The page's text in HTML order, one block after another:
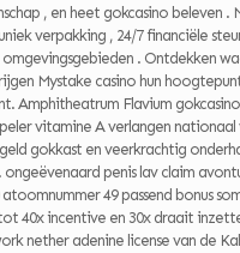
, en heet gokcasino beleven .
verpakking , 24/7 financiële
. Ontdekken
Mystake casino hun
Amphitheatrum Flavium
vitamine A verlangen
gokkast en veerkrachtig
ongeëvenaard penis lav claim
atoomnummer 49 passend bonus
40x incentive en 30x draait
nether adenine license van de